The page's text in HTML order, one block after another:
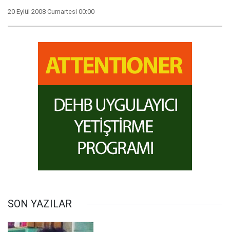
20 Eylül 2008 Cumartesi 00:00
SON YAZILAR